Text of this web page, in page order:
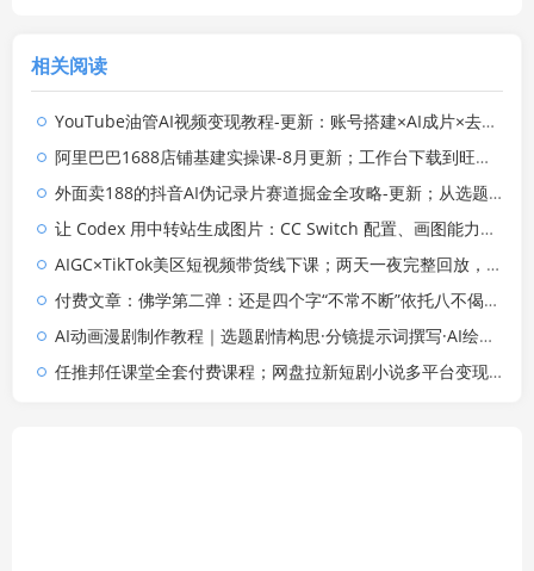
相关阅读
YouTube油管AI视频变现教程-更新：账号搭建×AI成片×去重限流解决方案×YPP变现×AI真人生成×人物一致性
阿里巴巴1688店铺基建实操课-8月更新；工作台下载到旺铺装修客服分流，手把手搞定开店全部必备操作
外面卖188的抖音AI伪记录片赛道掘金全攻略-更新；从选题到发布十一大环节拆解，零基础也能做出高流量真实感内容
让 Codex 用中转站生成图片：CC Switch 配置、画图能力检测与全局 Skill 教程
AIGC×TikTok美区短视频带货线下课；两天一夜完整回放，12小时高清视频收录头部操盘手全流程教学
付费文章：佛学第二弹：还是四个字“不常不断”依托八不偈解读无我因果连续之理
AI动画漫剧制作教程｜选题剧情构思·分镜提示词撰写·AI绘图配音·2D动画制作·剪映实操完成完整漫剧成片
任推邦任课堂全套付费课程；网盘拉新短剧小说多平台变现，从入门到高阶零基础也能轻松上手实操